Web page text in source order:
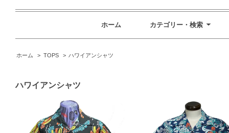
ホーム カテゴリー・検索
ホーム > TOPS > ハワイアンシャツ
ハワイアンシャツ